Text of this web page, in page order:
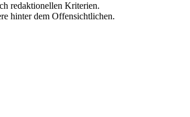
redaktionellen Kriterien.
hinter dem Offensichtlichen.